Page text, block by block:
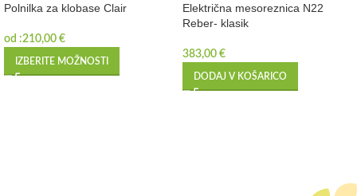
Polnilka za klobase Clair
od :210,00 €
IZBERITE MOŽNOSTI
Električna mesoreznica N22
Reber- klasik
383,00 €
DODAJ V KOŠARICO